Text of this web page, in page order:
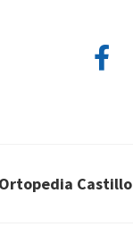
Ortopedia Castillo